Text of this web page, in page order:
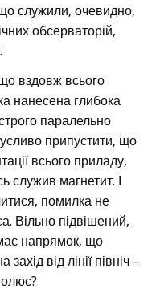
служили, очевидно,
обсерваторій,
вздовж всього
нанесена глибока
паралельно
припустити, що
всього приладу,
служив магнетит. І
помилка не
Вільно підвішений,
напрямок, що
від лінії північ –